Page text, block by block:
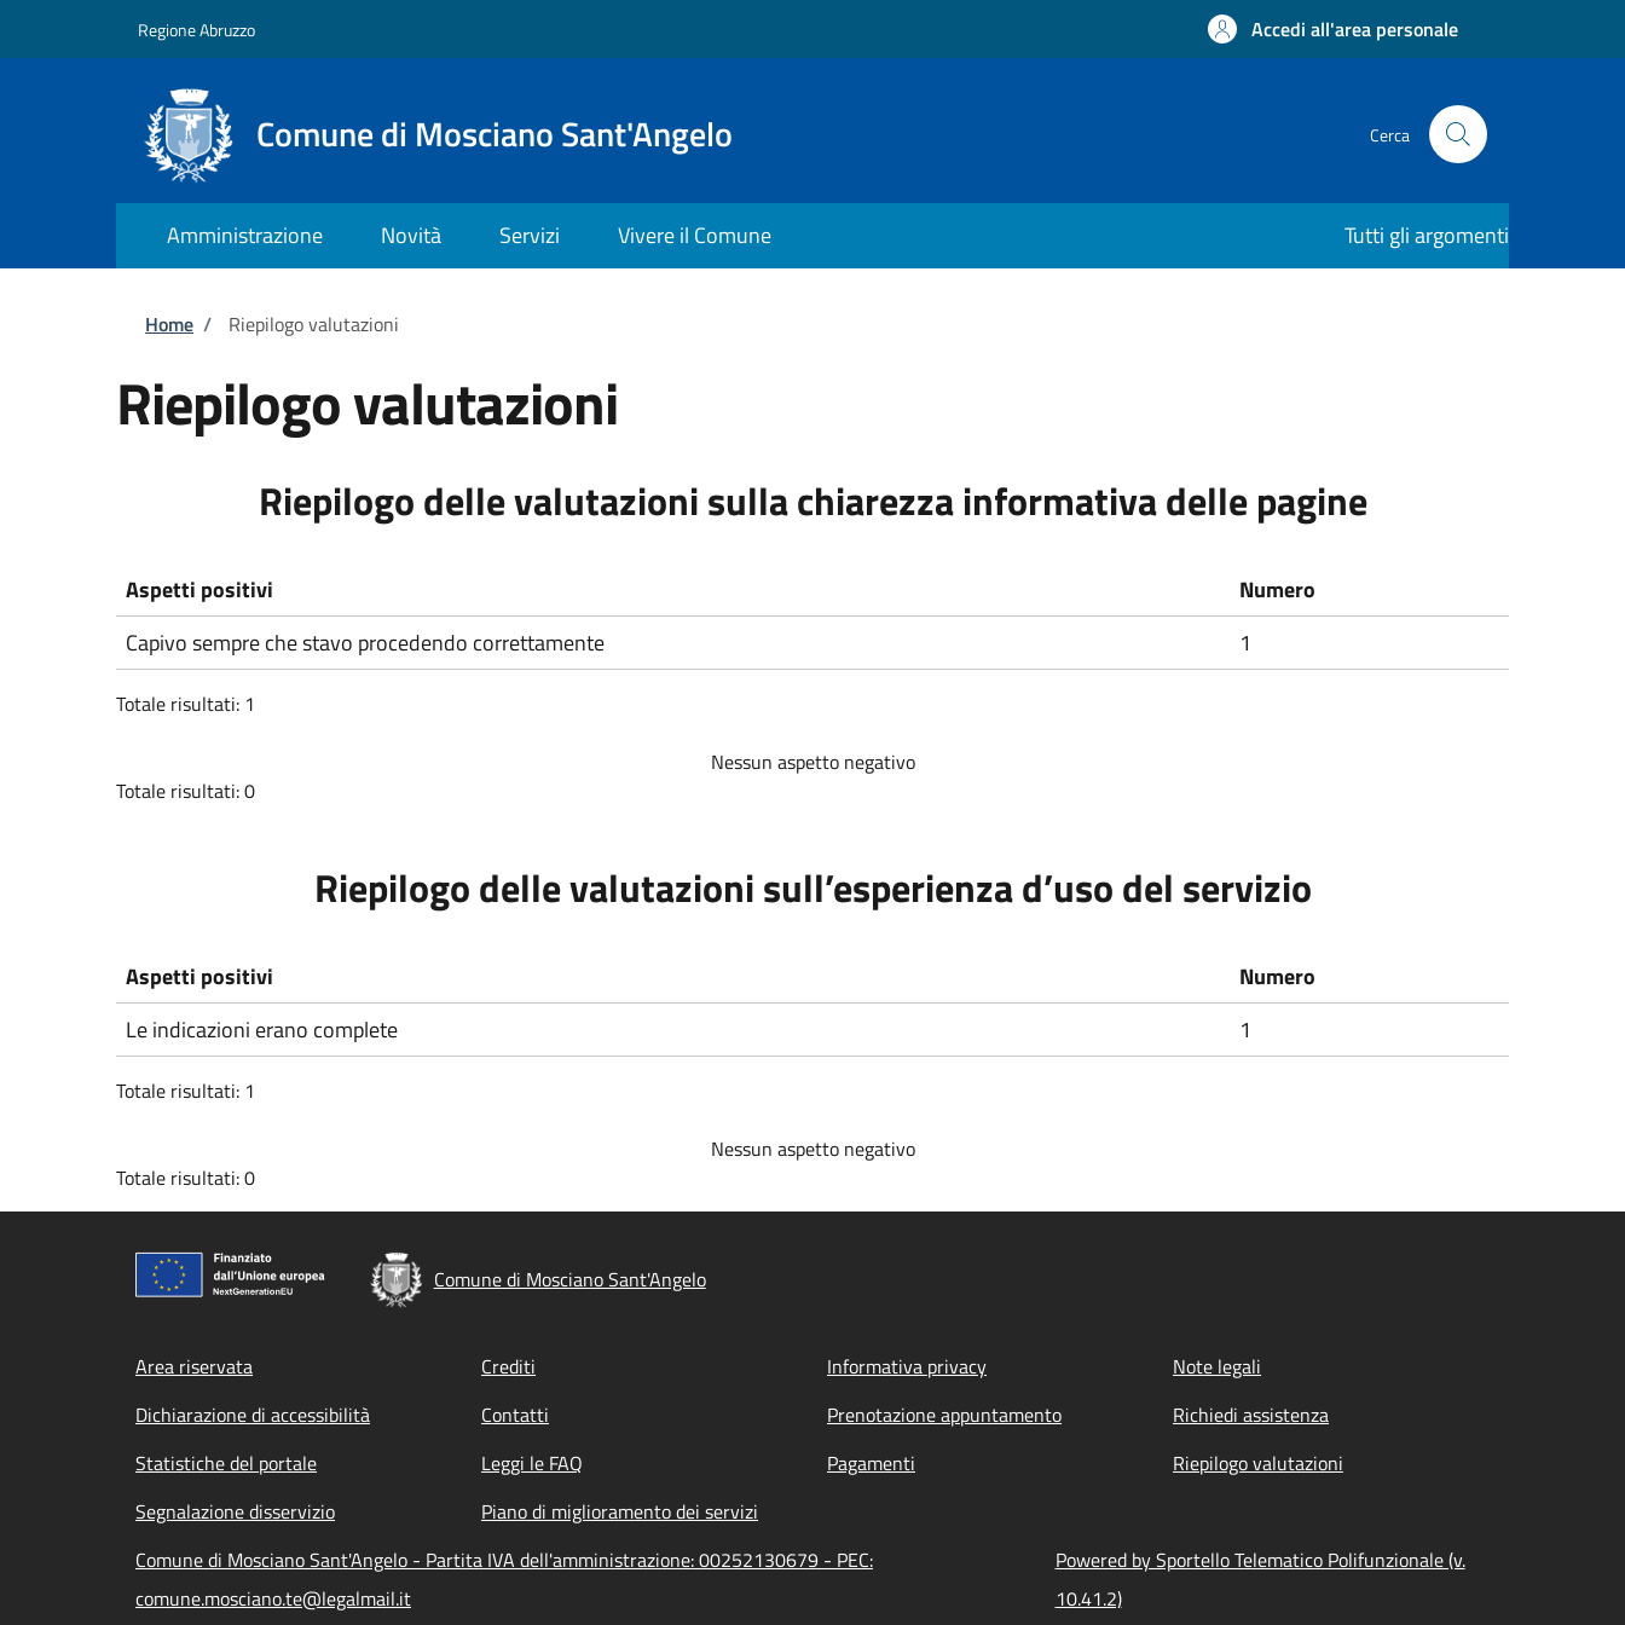
Regione Abruzzo Accedi all'area personale
Comune di Mosciano Sant'Angelo Cerca
Amministrazione Novità Servizi Vivere il Comune Tutti gli argomenti
Briciole di pane
Home / Riepilogo valutazioni
Riepilogo valutazioni
Riepilogo delle valutazioni sulla chiarezza informativa delle pagine
Aspetti positivi
Numero
Capivo sempre che stavo procedendo correttamente
1
Totale risultati: 1
Nessun aspetto negativo
Totale risultati: 0
Riepilogo delle valutazioni sull’esperienza d’uso del servizio
Aspetti positivi
Numero
Le indicazioni erano complete
1
Totale risultati: 1
Nessun aspetto negativo
Totale risultati: 0
Comune di Mosciano Sant'Angelo
Footer menu
Area riservata Crediti Informativa privacy
Note legali
Dichiarazione di accessibilità
Contatti Prenotazione appuntamento
Richiedi assistenza
Statistiche del portale
Leggi le FAQ Pagamenti
Riepilogo valutazioni
Segnalazione disservizio
Piano di miglioramento dei servizi
Comune di Mosciano Sant'Angelo - Partita IVA dell'amministrazione: 00252130679 - PEC:
comune.mosciano.te@legalmail.it
Powered by Sportello Telematico Polifunzionale (v.
10.41.2)